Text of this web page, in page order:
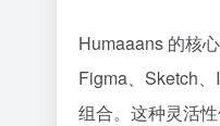
Humaaans 的核
Figma、Sketch
组合。这种灵活